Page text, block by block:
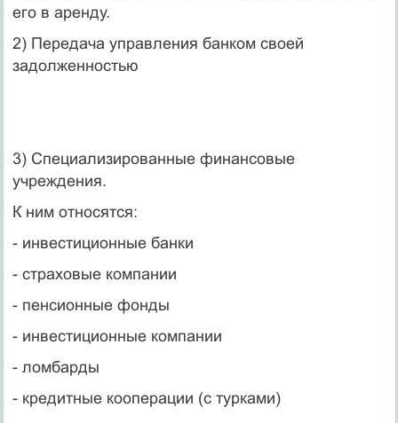
его в аренду.
2) Передача управления банком своей
задолженностью
3) Специализированные финансовые
учреждения.
К ним относятся:
- инвестиционные банки
- страховые компании
- пенсионные фонды
- инвестиционные компании
- ломбарды
- кредитные кооперации (с турками)